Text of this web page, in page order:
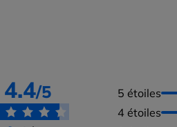
4.4/5 5 étoiles
4 étoiles